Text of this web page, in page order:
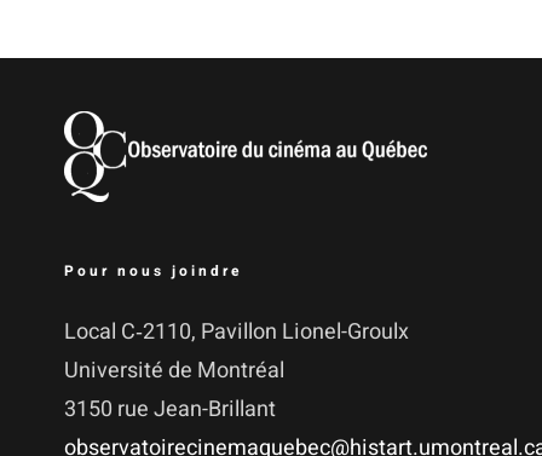
Pour nous joindre
Local C‑2110, Pavillon Lionel-Groulx
Uni­ver­si­té de Montréal
3150 rue Jean-Brillant